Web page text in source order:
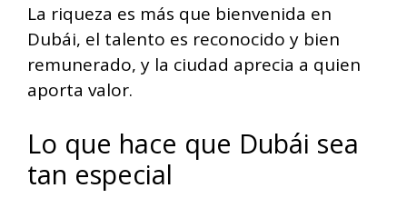
La riqueza es más que bienvenida en
Dubái, el talento es reconocido y bien
remunerado, y la ciudad aprecia a quien
aporta valor.
Lo que hace que Dubái sea
tan especial